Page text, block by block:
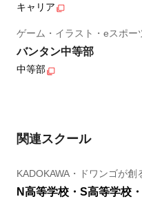
キャリア
ゲーム・イラスト・eスポー
バンタン中等部
中等部
関連スクール
KADOKAWA・ドワンゴが創
N高等学校・S高等学校